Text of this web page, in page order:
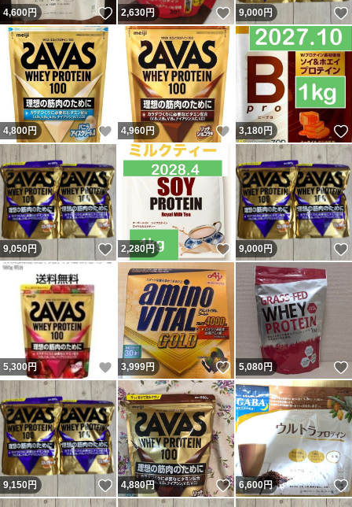
4,600円 いいね！
2,630円 いいね！
9,000円
4,800円 いいね！
4,960円 いいね！
3,180円
9,050円 いいね！
2,280円 いいね！
9,000円
5,300円 いいね！
3,999円 いいね！
5,080円
9,150円 いいね！
4,880円 いいね！
6,600円